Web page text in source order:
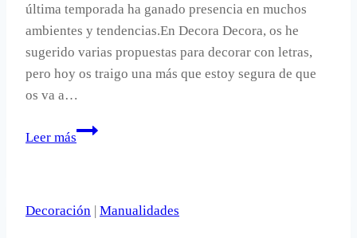
última temporada ha ganado presencia en muchos
ambientes y tendencias.En Decora Decora, os he
sugerido varias propuestas para decorar con letras,
pero hoy os traigo una más que estoy segura de que
os va a…
Leer más
Un
decorado
Decoración | Manualidades